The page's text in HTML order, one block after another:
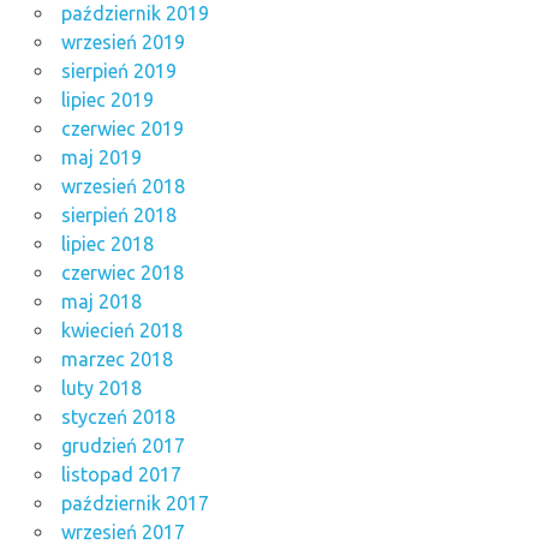
październik 2019
wrzesień 2019
sierpień 2019
lipiec 2019
czerwiec 2019
maj 2019
wrzesień 2018
sierpień 2018
lipiec 2018
czerwiec 2018
maj 2018
kwiecień 2018
marzec 2018
luty 2018
styczeń 2018
grudzień 2017
listopad 2017
październik 2017
wrzesień 2017